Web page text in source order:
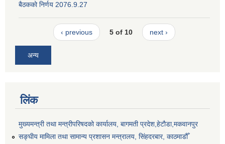
बैठकको निर्णय 2076.9.27
‹ previous 5 of 10 next ›
अन्य
लिंक
मुख्यमन्त्री तथा मन्त्रीपरिषदको कार्यालय, बागमती प्रदेश,हेटाैडा,मकवानपुर
सङ्‍घीय मामिला तथा सामान्य प्रशासन मन्त्रालय, सिंहदरबार, काठमाडौँ